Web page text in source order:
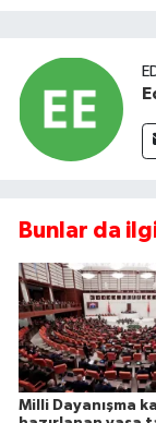
Bunlar da
Milli Dayanışma